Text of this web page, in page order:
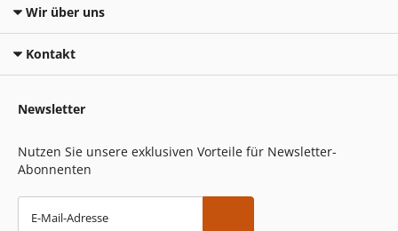
Wir über uns
Kontakt
Newsletter
Nutzen Sie unsere exklusiven Vorteile für Newsletter-
Abonnenten
E-Mail-Adresse